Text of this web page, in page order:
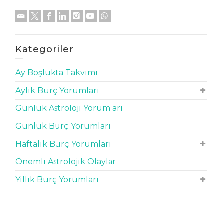
Kategoriler
Ay Boşlukta Takvimi
Aylık Burç Yorumları
Günlük Astroloji Yorumları
Günlük Burç Yorumları
Haftalık Burç Yorumları
Önemli Astrolojik Olaylar
Yıllık Burç Yorumları